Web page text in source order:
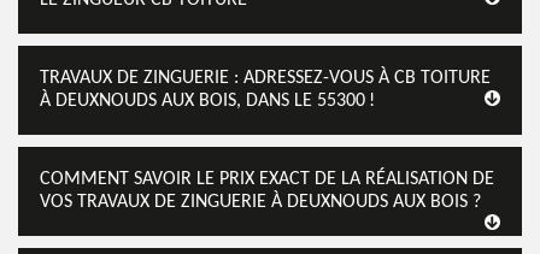
TRAVAUX DE ZINGUERIE : ADRESSEZ-VOUS À CB TOITURE
À DEUXNOUDS AUX BOIS, DANS LE 55300 !
COMMENT SAVOIR LE PRIX EXACT DE LA RÉALISATION DE
VOS TRAVAUX DE ZINGUERIE À DEUXNOUDS AUX BOIS ?